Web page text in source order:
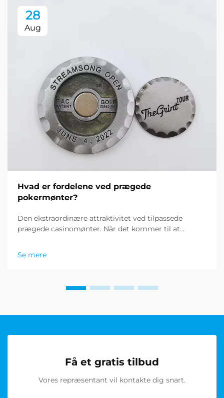
28
Aug
Hvad er fordelene ved prægede
pokermønter?
Den ekstraordinære attraktivitet ved tilpassede
prægede casinomønter. Når det kommer til at
fremstillede spillemønter repræsenterer
Se mere
Få et gratis tilbud
Vores repræsentant vil kontakte dig snart.